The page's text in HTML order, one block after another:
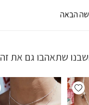
הבאה
שתאהבו גם את זה
Add wishlist